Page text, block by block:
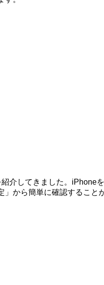
介してきました。
から簡単に確認すること